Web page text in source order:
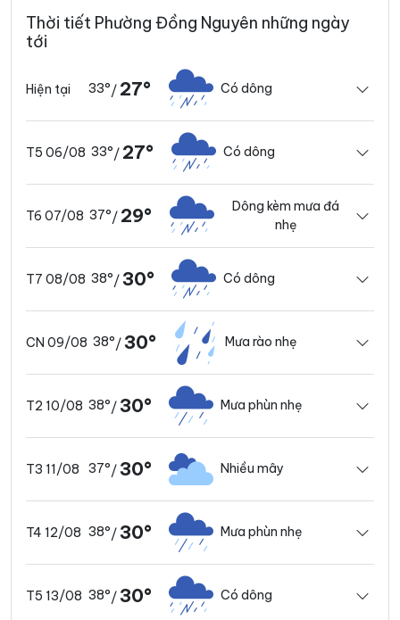
Thời tiết Phường Đồng Nguyên những ngày
tới
Hiện tại 33°/ 27° Có dông
T5 06/08 33°/ 27° Có dông
T6 07/08 37°/ 29°
Dông kèm mưa đá
nhẹ
T7 08/08 38°/30° Có dông
CN 09/08 38°/30° Mưa rào nhẹ
T2 10/08 38°/30° Mưa phùn nhẹ
T3 11/08 37°/30° Nhiều mây
T4 12/08 38°/30° Mưa phùn nhẹ
T5 13/08 38°/30° Có dông